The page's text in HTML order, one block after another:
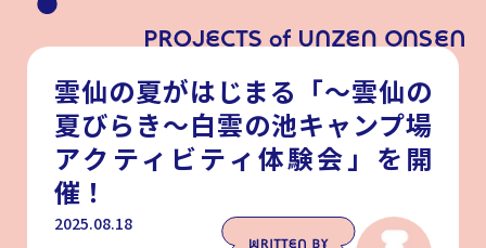
2025.08.18
雲仙の夏がはじまる「～雲仙の
夏びらき～白雲の池キャンプ場
アクティビティ体験会」を開
催！